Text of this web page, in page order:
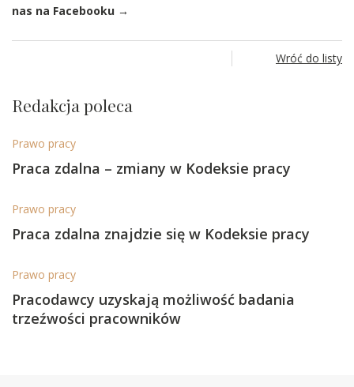
nas na Facebooku →
Wróć do listy
Redakcja poleca
Prawo pracy
Praca zdalna – zmiany w Kodeksie pracy
Prawo pracy
Praca zdalna znajdzie się w Kodeksie pracy
Prawo pracy
Pracodawcy uzyskają możliwość badania
trzeźwości pracowników